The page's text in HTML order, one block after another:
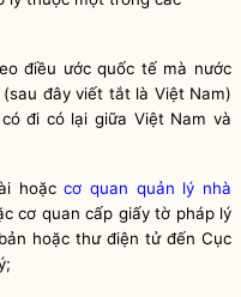
điều ước quốc tế mà nước
đây viết tắt là Việt Nam)
đi có lại giữa Việt Nam và
hoặccơ quan quản lý nhà
cơ quan cấp giấy tờ pháp lý
hoặc thư điện tử đến Cục